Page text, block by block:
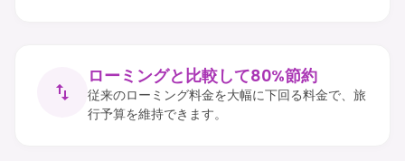
ローミングと比較して80%節約
従来のローミング料金を大幅に下回る料金で、旅
行予算を維持できます。